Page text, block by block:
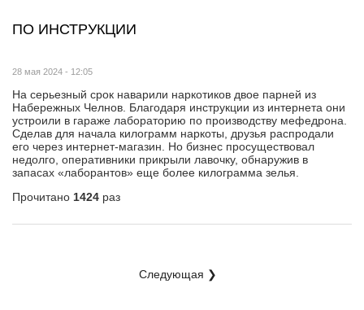
ПО ИНСТРУКЦИИ
28 мая 2024 - 12:05
На серьезный срок наварили наркотиков двое парней из
Набережных Челнов. Благодаря инструкции из интернета они
устроили в гараже лабораторию по производству мефедрона.
Сделав для начала килограмм наркоты, друзья распродали
его через интернет-магазин. Но бизнес просуществовал
недолго, оперативники прикрыли лавочку, обнаружив в
запасах «лаборантов» еще более килограмма зелья.
Прочитано 1424 раз
Следующая ❯